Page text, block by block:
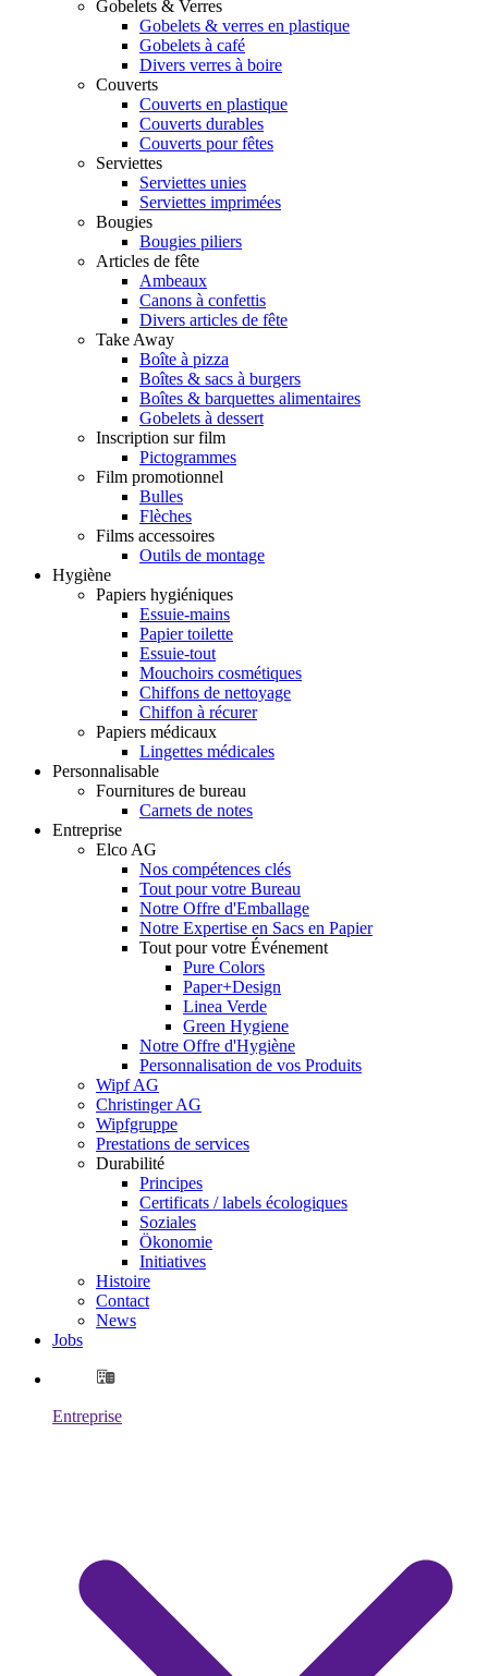
Gobelets & Verres
Gobelets & verres en plastique
Gobelets à café
Divers verres à boire
Couverts
Couverts en plastique
Couverts durables
Couverts pour fêtes
Serviettes
Serviettes unies
Serviettes imprimées
Bougies
Bougies piliers
Articles de fête
Ambeaux
Canons à confettis
Divers articles de fête
Take Away
Boîte à pizza
Boîtes & sacs à burgers
Boîtes & barquettes alimentaires
Gobelets à dessert
Inscription sur film
Pictogrammes
Film promotionnel
Bulles
Flèches
Films accessoires
Outils de montage
Hygiène
Papiers hygiéniques
Essuie-mains
Papier toilette
Essuie-tout
Mouchoirs cosmétiques
Chiffons de nettoyage
Chiffon à récurer
Papiers médicaux
Lingettes médicales
Personnalisable
Fournitures de bureau
Carnets de notes
Entreprise
Elco AG
Nos compétences clés
Tout pour votre Bureau
Notre Offre d'Emballage
Notre Expertise en Sacs en Papier
Tout pour votre Événement
Pure Colors
Paper+Design
Linea Verde
Green Hygiene
Notre Offre d'Hygiène
Personnalisation de vos Produits
Wipf AG
Christinger AG
Wipfgruppe
Prestations de services
Durabilité
Principes
Certificats / labels écologiques
Soziales
Ökonomie
Initiatives
Histoire
Contact
News
Jobs
Entreprise